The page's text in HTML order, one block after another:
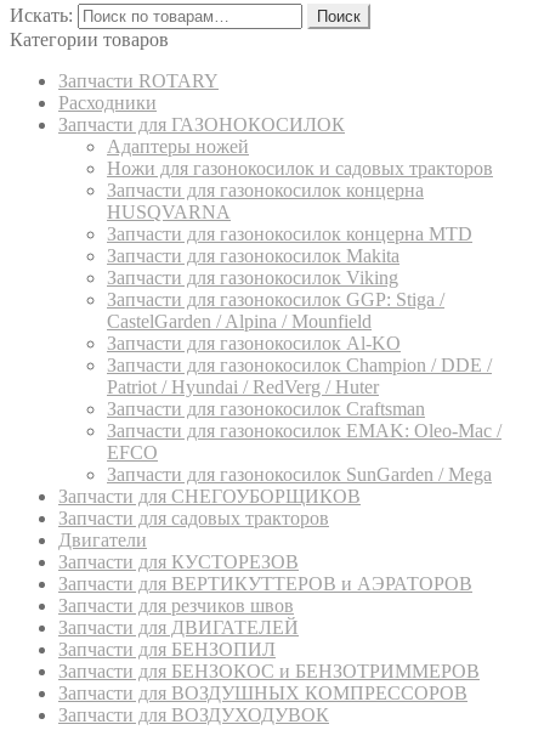
Искать: Поиск
Категории товаров
Запчасти ROTARY
Расходники
Запчасти для ГАЗОНОКОСИЛОК
Адаптеры ножей
Ножи для газонокосилок и садовых тракторов
Запчасти для газонокосилок концерна
HUSQVARNA
Запчасти для газонокосилок концерна MTD
Запчасти для газонокосилок Makita
Запчасти для газонокосилок Viking
Запчасти для газонокосилок GGP: Stiga /
CastelGarden / Alpina / Mounfield
Запчасти для газонокосилок Al-KO
Запчасти для газонокосилок Champion / DDE /
Patriot / Hyundai / RedVerg / Huter
Запчасти для газонокосилок Craftsman
Запчасти для газонокосилок EMAK: Oleo-Mac /
EFCO
Запчасти для газонокосилок SunGarden / Mega
Запчасти для СНЕГОУБОРЩИКОВ
Запчасти для садовых тракторов
Двигатели
Запчасти для КУСТОРЕЗОВ
Запчасти для ВЕРТИКУТТЕРОВ и АЭРАТОРОВ
Запчасти для резчиков швов
Запчасти для ДВИГАТЕЛЕЙ
Запчасти для БЕНЗОПИЛ
Запчасти для БЕНЗОКОС и БЕНЗОТРИММЕРОВ
Запчасти для ВОЗДУШНЫХ КОМПРЕССОРОВ
Запчасти для ВОЗДУХОДУВОК